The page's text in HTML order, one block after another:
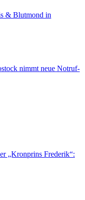
& Blutmond in
nimmt neue Notruf-
„Kronprins Frederik“: